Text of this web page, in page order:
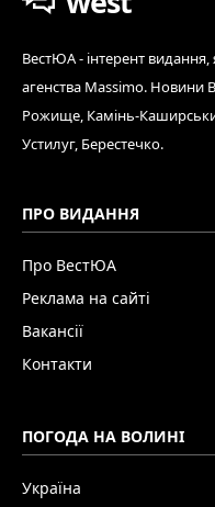
ВестЮА - інтерент видання,
агенства Massimo. Новини
Рожище, Камінь-
Устилуг, Берестечко.
ПРО ВИДАННЯ
Про ВестЮА
Реклама на сайті
Вакансії
Контакти
ПОГОДА НА ВОЛИНІ
Україна